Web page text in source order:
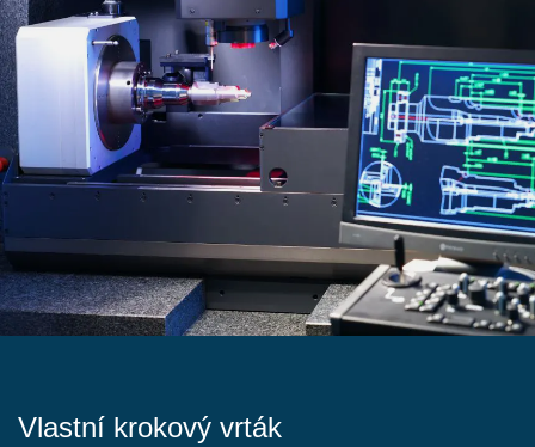
Vlastní krokový vrták